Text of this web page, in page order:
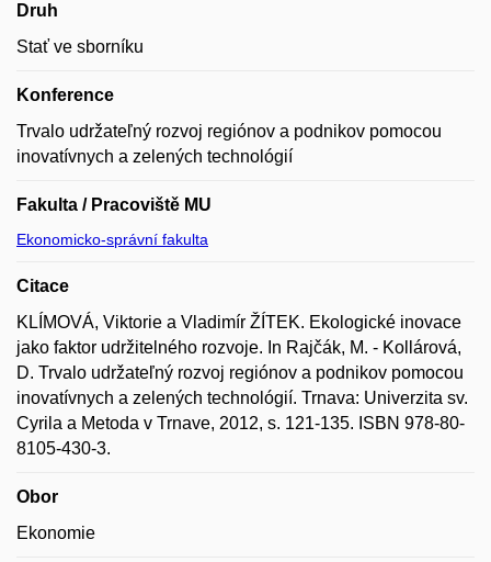
Druh
Stať ve sborníku
Konference
Trvalo udržateľný rozvoj regiónov a podnikov pomocou
inovatívnych a zelených technológií
Fakulta / Pracoviště MU
Ekonomicko-správní fakulta
Citace
KLÍMOVÁ, Viktorie a Vladimír ŽÍTEK. Ekologické inovace
jako faktor udržitelného rozvoje. In Rajčák, M. - Kollárová,
D. Trvalo udržateľný rozvoj regiónov a podnikov pomocou
inovatívnych a zelených technológií. Trnava: Univerzita sv.
Cyrila a Metoda v Trnave, 2012, s. 121-135. ISBN 978-80-
8105-430-3.
Obor
Ekonomie